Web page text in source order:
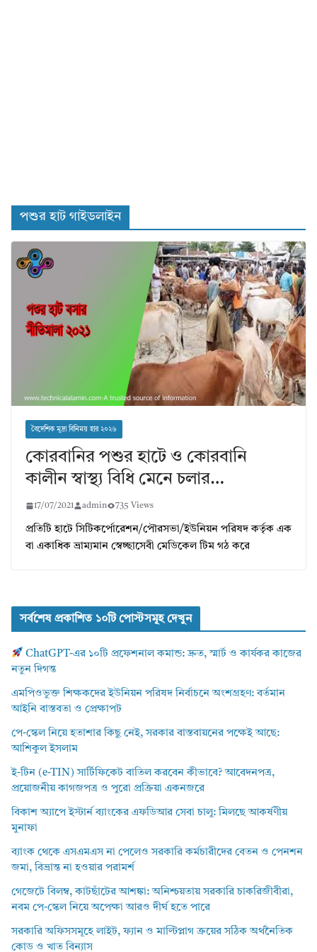
পশুর হাট গাইডলাইন
বৈদেশিক মুদ্রা বিনিময় হার ২০২৬
কোরবানির পশুর হাটে ও কোরবানি
কালীন স্বাস্থ্য বিধি মেনে চলার…
17/07/2021 admin 735 Views
প্রতিটি হাটে সিটিকর্পোরেশন/পৌরসভা/ইউনিয়ন পরিষদ কর্তৃক এক
বা একাধিক ভ্রাম্যমান স্বেচ্ছাসেবী মেডিকেল টিম গঠ করে
সর্বশেষ প্রকাশিত ১০টি পোস্টসমূহ দেখুন
ChatGPT-এর ১০টি প্রফেশনাল কমান্ড: দ্রুত, স্মার্ট ও কার্যকর কাজের
নতুন দিগন্ত
এমপিওভুক্ত শিক্ষকদের ইউনিয়ন পরিষদ নির্বাচনে অংশগ্রহণ: বর্তমান
আইনি বাস্তবতা ও প্রেক্ষাপট
পে-স্কেল নিয়ে হতাশার কিছু নেই, সরকার বাস্তবায়নের পক্ষেই আছে:
আশিকুল ইসলাম
ই-টিন (e-TIN) সার্টিফিকেট বাতিল করবেন কীভাবে? আবেদনপত্র,
প্রয়োজনীয় কাগজপত্র ও পুরো প্রক্রিয়া একনজরে
বিকাশ অ্যাপে ইস্টার্ন ব্যাংকের এফডিআর সেবা চালু: মিলছে আকর্ষণীয়
মুনাফা
ব্যাংক থেকে এসএমএস না পেলেও সরকারি কর্মচারীদের বেতন ও পেনশন
জমা, বিভ্রান্ত না হওয়ার পরামর্শ
গেজেটে বিলম্ব, কাটছাঁটের আশঙ্কা: অনিশ্চয়তায় সরকারি চাকরিজীবীরা,
নবম পে-স্কেল নিয়ে অপেক্ষা আরও দীর্ঘ হতে পারে
সরকারি অফিসসমূহে লাইট, ফ্যান ও মাল্টিপ্লাগ ক্রয়ের সঠিক অর্থনৈতিক
কোড ও খাত বিন্যাস